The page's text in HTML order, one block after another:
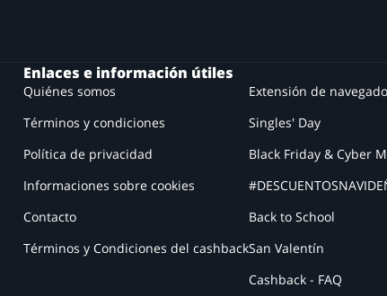
Enlaces e información útiles
Quiénes somos
Términos y condiciones
Política de privacidad
Informaciones sobre cookies
Contacto
Términos y Condiciones del cashback
Extensión de
Singles' Day
Black Friday & Cyber
Back to School
San Valentín
Cashback - FAQ